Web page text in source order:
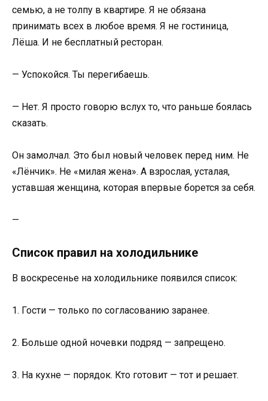
семью, а не толпу в квартире. Я не обязана
принимать всех в любое время. Я не гостиница,
Лёша. И не бесплатный ресторан.
— Успокойся. Ты перегибаешь.
— Нет. Я просто говорю вслух то, что раньше боялась
сказать.
Он замолчал. Это был новый человек перед ним. Не
«Лёнчик». Не «милая жена». А взрослая, усталая,
уставшая женщина, которая впервые борется за себя.
—
Список правил на холодильнике
В воскресенье на холодильнике появился список:
1. Гости — только по согласованию заранее.
2. Больше одной ночевки подряд — запрещено.
3. На кухне — порядок. Кто готовит — тот и решает.